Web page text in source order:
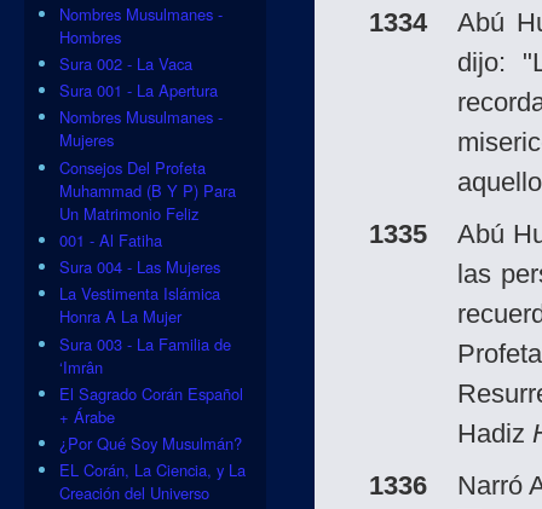
1334
Abú
dijo:
1335
Abú
las
Hadiz
1336
Narró
Nombres Musulmanes -
Hombres
Sura 002 - La Vaca
Sura 001 - La Apertura
Nombres Musulmanes -
Mujeres
Consejos Del Profeta
Muhammad (B Y P) Para
Un Matrimonio Feliz
001 - Al Fatiha
Sura 004 - Las Mujeres
La Vestimenta Islámica
Honra A La Mujer
Sura 003 - La Familia de
‘Imrân
El Sagrado Corán Español
+ Árabe
¿Por Qué Soy Musulmán?
EL Corán, La Ciencia, y La
Creación del Universo